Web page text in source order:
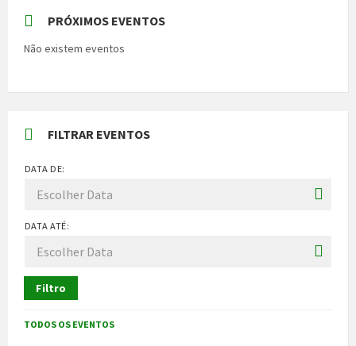
PRÓXIMOS EVENTOS
Não existem eventos
FILTRAR EVENTOS
DATA DE:
DATA ATÉ:
Filtro
TODOS OS EVENTOS